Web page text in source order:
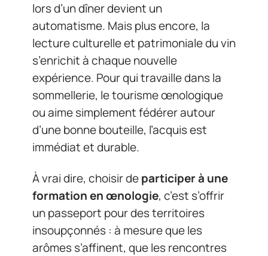
lors d’un dîner devient un
automatisme. Mais plus encore, la
lecture culturelle et patrimoniale du vin
s’enrichit à chaque nouvelle
expérience. Pour qui travaille dans la
sommellerie, le tourisme œnologique
ou aime simplement fédérer autour
d’une bonne bouteille, l’acquis est
immédiat et durable.
À vrai dire, choisir departiciper à une
formation en œnologie, c’est s’offrir
un passeport pour des territoires
insoupçonnés : à mesure que les
arômes s’affinent, que les rencontres